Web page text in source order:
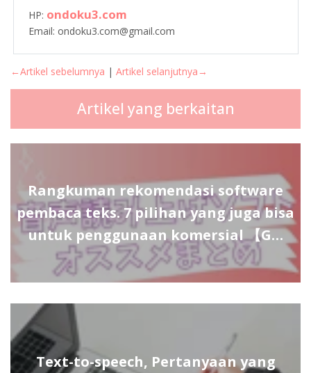
HP: ondoku3.com
Email: ondoku3.com@gmail.com
←Artikel sebelumnya | Artikel selanjutnya→
Artikel yang berkaitan
Rangkuman rekomendasi software
pembaca teks. 7 pilihan yang juga bisa
untuk penggunaan komersial 【G…
Text-to-speech, Pertanyaan yang